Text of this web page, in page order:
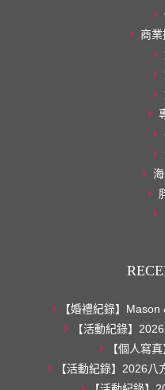
商業
【婚禮紀錄】
【活動紀錄】
【個人寫
【活動紀錄】2026